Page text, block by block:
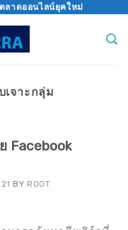
ลาดออนไลน์ยุคใหม่
เจาะกลุ่ม
Facebook
BY ROOT